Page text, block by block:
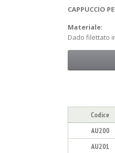
CAPPUCCIO
Materiale:
Dado filettato
Codice
AU200
AU201